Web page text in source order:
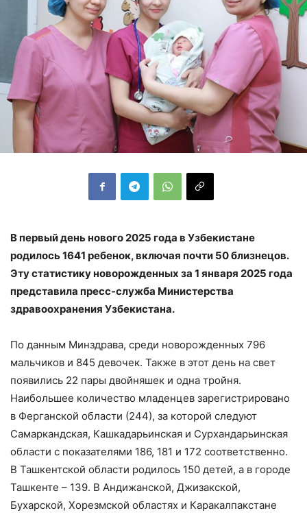
В первый день нового 2025 года в Узбекистане
родилось 1641 ребенок, включая почти 50 близнецов.
Эту статистику новорожденных за 1 января 2025 года
представила пресс-служба Министерства
здравоохранения Узбекистана.
По данным Минздрава, среди новорожденных 796
мальчиков и 845 девочек. Также в этот день на свет
появились 22 пары двойняшек и одна тройня.
Наибольшее количество младенцев зарегистрировано
в Ферганской области (244), за которой следуют
Самаркандская, Кашкадарьинская и Сурхандарьинская
области с показателями 186, 181 и 172 соответственно.
В Ташкентской области родилось 150 детей, а в городе
Ташкенте – 139. В Андижанской, Джизакской,
Бухарской, Хорезмской областях и Каракалпакстане